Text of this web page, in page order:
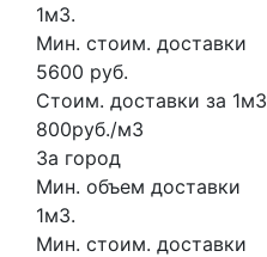
1м3.
Мин. стоим. доставки
5600 руб.
Стоим. доставки за 1м3
800руб./м3
За город
Мин. объем доставки
1м3.
Мин. стоим. доставки